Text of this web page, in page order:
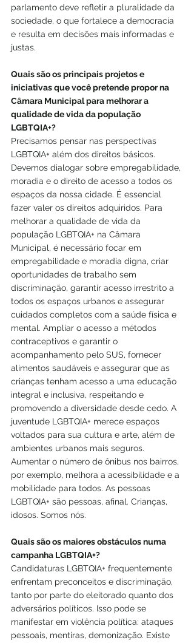
parlamento deve refletir a pluralidade da
sociedade, o que fortalece a democracia
e resulta em decisões mais informadas e
justas.
Quais são os principais projetos e
iniciativas que você pretende propor na
Câmara Municipal para melhorar a
qualidade de vida da população
LGBTQIA+?
Precisamos pensar nas perspectivas
LGBTQIA+ além dos direitos básicos.
Devemos dialogar sobre empregabilidade,
moradia e o direito de acesso a todos os
espaços da nossa cidade. É essencial
fazer valer os direitos adquiridos. Para
melhorar a qualidade de vida da
população LGBTQIA+ na Câmara
Municipal, é necessário focar em
empregabilidade e moradia digna, criar
oportunidades de trabalho sem
discriminação, garantir acesso irrestrito a
todos os espaços urbanos e assegurar
cuidados completos com a saúde física e
mental. Ampliar o acesso a métodos
contraceptivos e garantir o
acompanhamento pelo SUS, fornecer
alimentos saudáveis e assegurar que as
crianças tenham acesso a uma educação
integral e inclusiva, respeitando e
promovendo a diversidade desde cedo. A
juventude LGBTQIA+ merece espaços
voltados para sua cultura e arte, além de
ambientes urbanos mais seguros.
Aumentar o número de ônibus nos bairros,
por exemplo, melhora a acessibilidade e a
mobilidade para todos. As pessoas
LGBTQIA+ são pessoas, afinal. Crianças,
idosos. Somos nós.
Quais são os maiores obstáculos numa
campanha LGBTQIA+?
Candidaturas LGBTQIA+ frequentemente
enfrentam preconceitos e discriminação,
tanto por parte do eleitorado quanto dos
adversários políticos. Isso pode se
manifestar em violência política: ataques
pessoais, mentiras, demonização. Existe